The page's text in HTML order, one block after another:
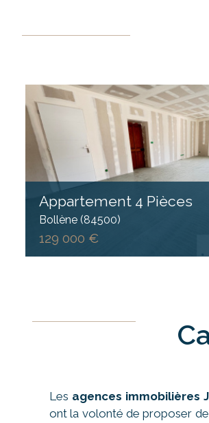
Appartement 4 Pièces
Bollène (84500)
129 000 €
Les agences immobilières
ont la volonté de proposer